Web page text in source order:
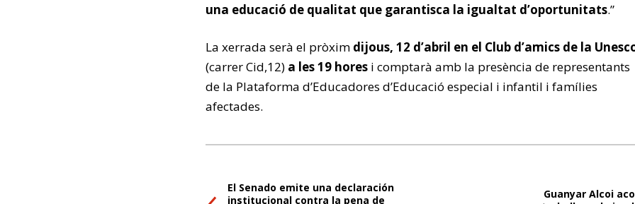
una educació de qualitat que garantisca la igualtat d’oportunitats.”
La xerrada serà el pròxim dijous, 12 d’abril en el Club d’amics de la
(carrer Cid,12) a les 19 hores i comptarà amb la presència de representants
de la Plataforma d’Educadores d’Educació especial i infantil i famílies
afectades.
Guanyar Alcoi
El Senado emite una declaración
institucional contra la pena de